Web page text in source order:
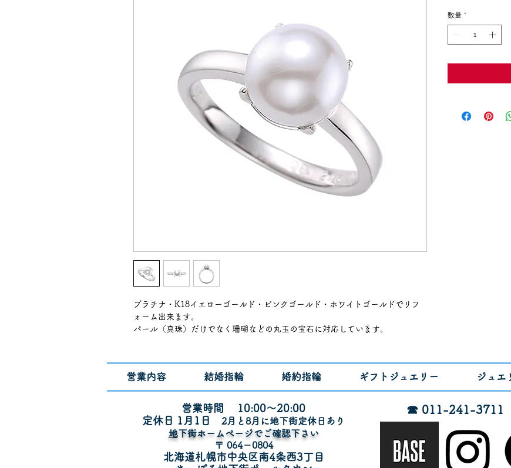
プラチナ・K18イエローゴールド・ピンクゴールド・ホワイトゴールドでリフ
ォーム出来ます。
パール（真珠）だけでなく珊瑚などの丸玉の宝石に対応しています。
※あこや真珠・黒蝶真珠・白蝶真珠など種類は問いません
※パール（真珠）ルースの販売もしています
※真珠の大きさ直径8㎜の参考価格
8㎜〜12㎜対応
※サイズ11号の参考価格
※納期2週間〜4週間
※2026年相場の参考価格
札幌でパールリングをお安くリフォームするなら宝石店ヴァンクールマキ(^-^)
08A0246
数量 *
営業内容 結婚指輪 婚約指輪 ギフトジュエリー ジュエ
営業時間 10:00～20:00
定休日 1月1 日
​2月と8月に地下街定休日あり
​地下街ホームページでご確認下さい
〒 064－0804
北海道札幌市中央区南4条西3丁目
☎ 011-241-3711